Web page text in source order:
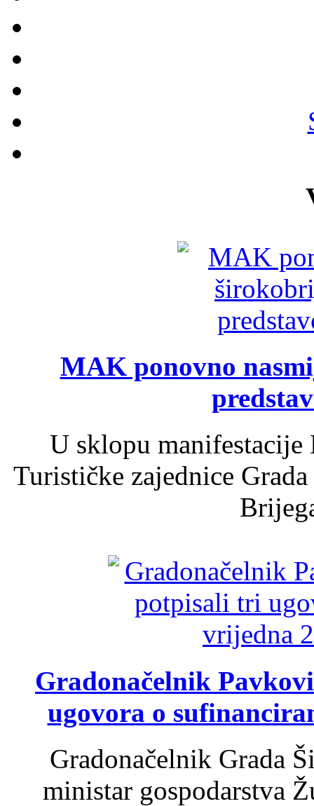
MAK ponovno
U sklopu
Turističke zajednice
Gradonačelnik
ugovora o
Gradonačelnik Grada
ministar gospodarstva